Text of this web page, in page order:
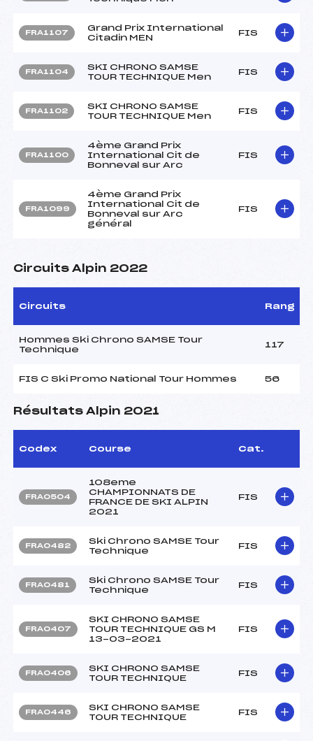
FRA1107
Grand Prix International
Citadin MEN
FIS
FRA1104
SKI CHRONO SAMSE
TOUR TECHNIQUE Men
FIS
FRA1102
SKI CHRONO SAMSE
TOUR TECHNIQUE Men
FIS
FRA1100
4ème Grand Prix
International Cit de
Bonneval sur Arc
FIS
FRA1099
4ème Grand Prix
International Cit de
Bonneval sur Arc
général
FIS
Circuits Alpin 2022
Circuits Rang
Hommes Ski Chrono SAMSE Tour
Technique
117
FIS C Ski Promo National Tour Hommes 56
Résultats Alpin 2021
Codex Course Cat.
FRA0504
108eme
CHAMPIONNATS DE
FRANCE DE SKI ALPIN
2021
FIS
FRA0482
Ski Chrono SAMSE Tour
Technique
FIS
FRA0481
Ski Chrono SAMSE Tour
Technique
FIS
FRA0407
SKI CHRONO SAMSE
TOUR TECHNIQUE GS M
13-03-2021
FIS
FRA0406
SKI CHRONO SAMSE
TOUR TECHNIQUE
FIS
FRA0446
SKI CHRONO SAMSE
TOUR TECHNIQUE
FIS